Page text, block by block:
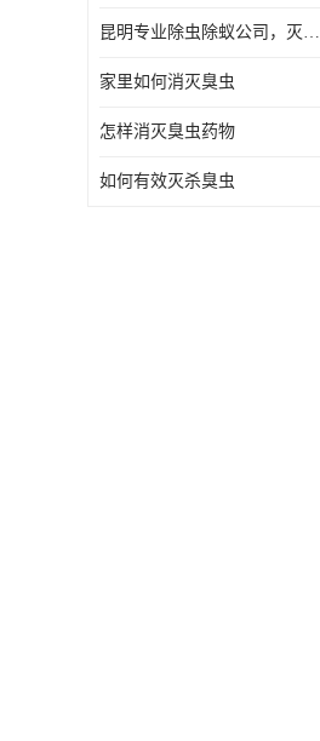
昆明专业除虫除蚁公司，灭鼠，灭蟑螂，灭蚊虫，灭白蚁，灭红火蚁
家里如何消灭臭虫
怎样消灭臭虫药物
如何有效灭杀臭虫